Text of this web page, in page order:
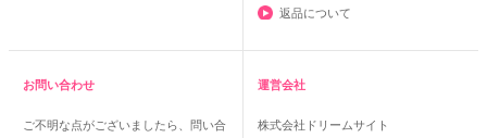
返品について
お問い合わせ
ご不明な点がございましたら、問い合
運営会社
株式会社ドリームサイト